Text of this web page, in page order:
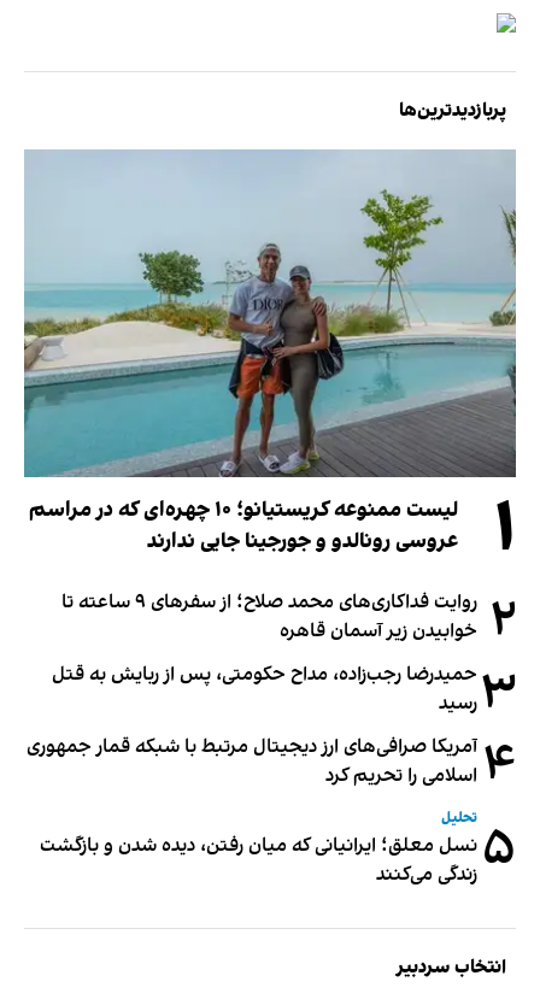
پربازدیدترین‌ها
۱
لیست ممنوعه کریستیانو؛ ۱۰ چهره‌ای که در مراسم
عروسی رونالدو و جورجینا جایی ندارند
۲
روایت فداکاری‌های محمد صلاح؛ از سفرهای ۹ ساعته تا
خوابیدن زیر آسمان قاهره
۳ حمیدرضا رجب‌زاده، مداح حکومتی، پس از ربایش به قتل
رسید
۴ آمریکا صرافی‌های ارز دیجیتال مرتبط با شبکه قمار جمهوری
اسلامی را تحریم کرد
۵ تحلیل
نسل معلق؛ ایرانیانی که میان رفتن، دیده شدن و بازگشت
زندگی می‌کنند
انتخاب سردبیر